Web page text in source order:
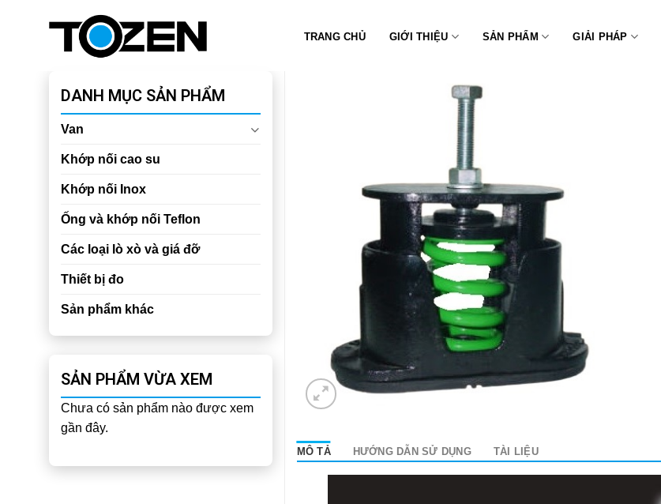
TRANG CHỦ GIỚI THIỆU SẢN PHẨM GIẢI PHÁP
DANH MỤC SẢN PHẨM
Van
Khớp nối cao su
Khớp nối Inox
Ống và khớp nối Teflon
Các loại lò xò và giá đỡ
Thiết bị đo
Sản phẩm khác
SẢN PHẨM VỪA XEM
Chưa có sản phẩm nào được xem
gần đây.
MÔ TẢ HƯỚNG DẪN SỬ DỤNG TÀI LIỆU